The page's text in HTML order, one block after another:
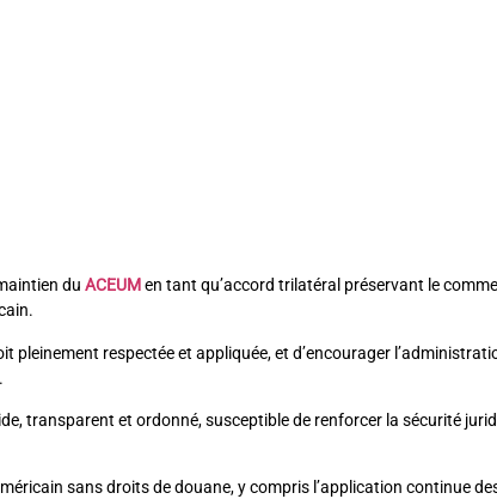
du ACEUMen tant qu’accord trilatéral préservant le
pleinement respectée et appliquée, et d’encourager
transparent et ordonné, susceptible de renforcer la sécurité
sans droits de douane, y compris l’application continue